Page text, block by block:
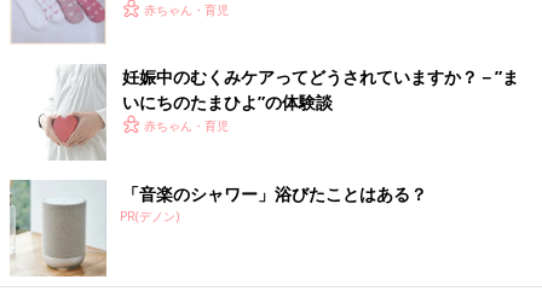
赤ちゃん・育児
妊娠中のむくみケアってどうされていますか？－”ま
いにちのたまひよ”の体験談
赤ちゃん・育児
「音楽のシャワー」浴びたことはある？
PR(デノン)